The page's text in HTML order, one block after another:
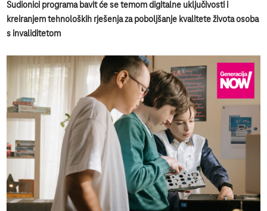
Sudionici programa bavit će se temom digitalne uključivosti i
kreiranjem tehnoloških rješenja za poboljšanje kvalitete života osoba
s invaliditetom